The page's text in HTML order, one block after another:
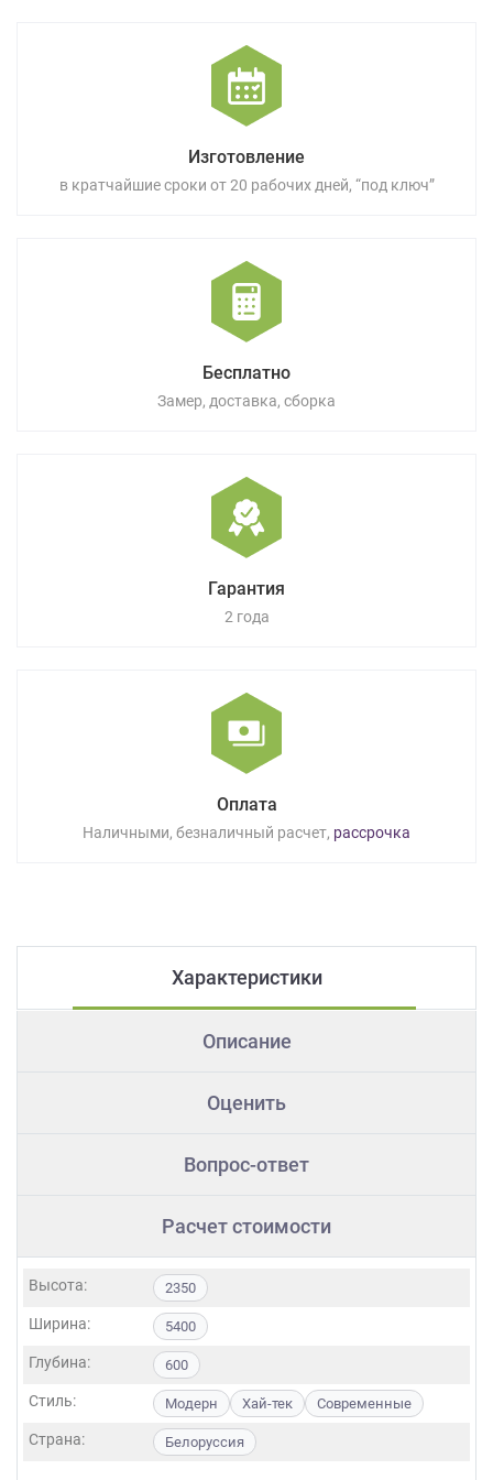
Изготовление
в кратчайшие сроки от 20 рабочих дней, “под ключ”
Бесплатно
Замер, доставка, сборка
Гарантия
2 года
Оплата
Наличными, безналичный расчет, рассрочка
Характеристики
Описание
Оценить
Вопрос-ответ
Расчет стоимости
Высота: 2350
Ширина: 5400
Глубина: 600
Стиль: Модерн Хай-тек Современные
Страна: Белоруссия